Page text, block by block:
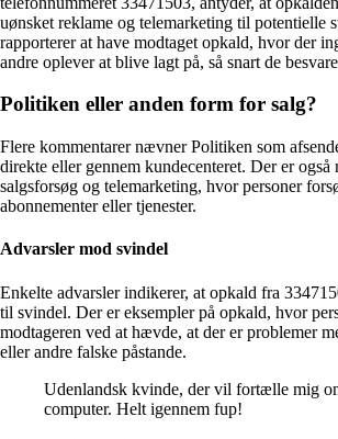
uønsket reklame og telemarketing til potentielle
rapporterer at have modtaget opkald, hvor der
andre oplever at blive lagt på, så snart de
Politiken eller anden form for salg?
Flere kommentarer nævner Politiken som
direkte eller gennem kundecenteret. Der er også
salgsforsøg og telemarketing, hvor personer
abonnementer eller tjenester.
Advarsler mod svindel
Enkelte advarsler indikerer, at opkald fra
til svindel. Der er eksempler på opkald, hvor
modtageren ved at hævde, at der er problemer
eller andre falske påstande.
Udenlandsk kvinde, der vil fortælle mig
computer. Helt igennem fup!